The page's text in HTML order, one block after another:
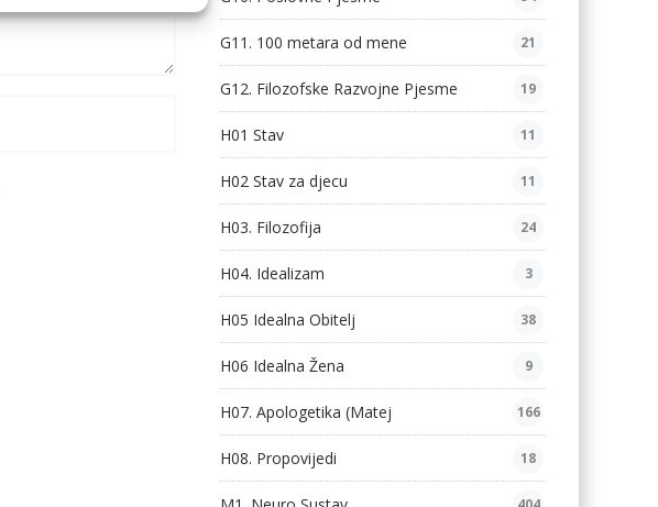
G11. 100 metara od mene 21
G12. Filozofske Razvojne Pjesme 19
H01 Stav 11
H02 Stav za djecu 11
H03. Filozofija 24
H04. Idealizam 3
H05 Idealna Obitelj 38
H06 Idealna Žena 9
H07. Apologetika (Matej 166
H08. Propovijedi 18